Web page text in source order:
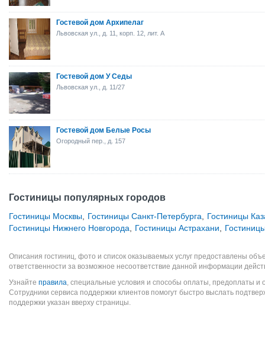
Гостевой дом Архипелаг
Львовская ул., д. 11, корп. 12, лит. А
Гостевой дом У Седы
Львовская ул., д. 11/27
Гостевой дом Белые Росы
Огородный пер., д. 157
Гостиницы популярных городов
Гостиницы Москвы Гостиницы Санкт-Петербурга
Гостиницы
Гостиницы Нижнего Новгорода
Гостиницы Астрахани
Описания гостиниц, фото и список оказываемых услуг предоставлены
ответственности за возможное несоответствие данной информации
Узнайте правила, специальные условия и способы оплаты, предоплаты и
Сотрудники сервиса поддержки клиентов помогут быстро выслать
поддержки указан вверху страницы.